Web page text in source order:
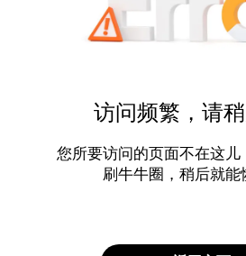
访问频繁，请
您所要访问的页面不在这儿
刷牛牛圈，稍后就能